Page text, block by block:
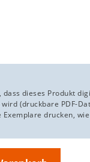
dass dieses Produkt
(druckbare PDF-
drucken,